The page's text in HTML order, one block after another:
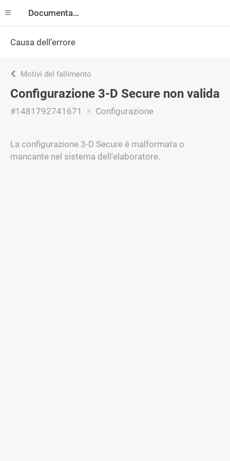
Documentazione
Causa dell’errore
Motivi del fallimento
Configurazione 3-D Secure non valida
#1481792741671 Configurazione
La configurazione 3-D Secure è malformata o
mancante nel sistema dell'elaboratore.